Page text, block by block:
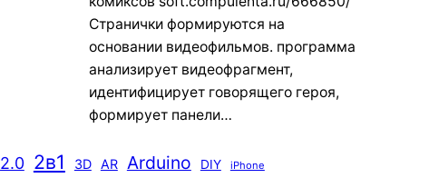
Странички формируются на
основании видеофильмов. программа
анализирует видеофрагмент,
идентифицирует говорящего героя,
формирует панели…
2.0 2в1 3D AR Arduino DIY iPhone